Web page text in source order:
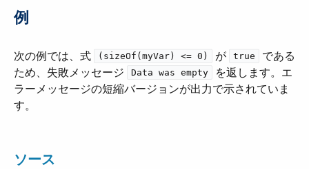
例
次の例では、式 ​ (sizeOf(myVar) <= 0) ​ が ​ true
​ である
ため、失敗メッセージ ​
Data was empty
​ を返します。エ
ラーメッセージの短縮バージョンが出力で示されていま
す。
ソース